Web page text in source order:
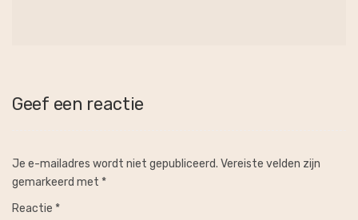
Geef een reactie
Je e-mailadres wordt niet gepubliceerd. Vereiste velden zijn
gemarkeerd met *
Reactie *